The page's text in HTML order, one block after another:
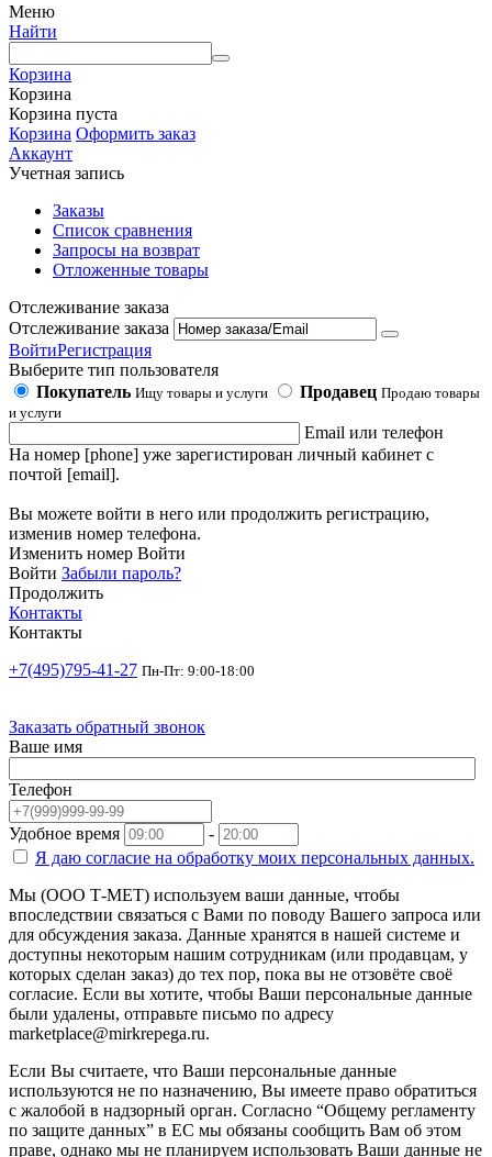
Меню
Найти
Корзина
Корзина
Корзина пуста
Корзина Оформить заказ
Аккаунт
Учетная запись
Заказы
Список сравнения
Запросы на возврат
Отложенные товары
Отслеживание заказа
Отслеживание заказа
ВойтиРегистрация
Выберите тип пользователя
Покупатель Ищу товары и услуги Продавец Продаю товары
и услуги
Email или телефон
На номер [phone] уже зарегистирован личный кабинет с
почтой [email].
Вы можете войти в него или продолжить регистрацию,
изменив номер телефона.
Изменить номер Войти
Войти Забыли пароль?
Продолжить
Контакты
Контакты
+7(495)795-41-27 Пн-Пт: 9:00-18:00
Заказать обратный звонок
Ваше имя
Телефон
Удобное время
-
Я даю согласие на обработку моих персональных данных.
Мы (ООО Т-МЕТ) используем ваши данные, чтобы
впоследствии связаться с Вами по поводу Вашего запроса или
для обсуждения заказа. Данные хранятся в нашей системе и
доступны некоторым нашим сотрудникам (или продавцам, у
которых сделан заказ) до тех пор, пока вы не отзовёте своё
согласие. Если вы хотите, чтобы Ваши персональные данные
были удалены, отправьте письмо по адресу
marketplace@mirkrepega.ru.
Если Вы считаете, что Ваши персональные данные
используются не по назначению, Вы имеете право обратиться
с жалобой в надзорный орган. Согласно “Общему регламенту
по защите данных” в ЕС мы обязаны сообщить Вам об этом
праве, однако мы не планируем использовать Ваши данные не